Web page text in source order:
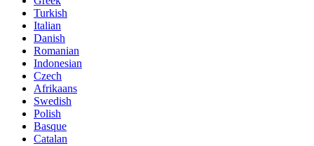
Turkish
Italian
Danish
Romanian
Indonesian
Czech
Afrikaans
Swedish
Polish
Basque
Catalan